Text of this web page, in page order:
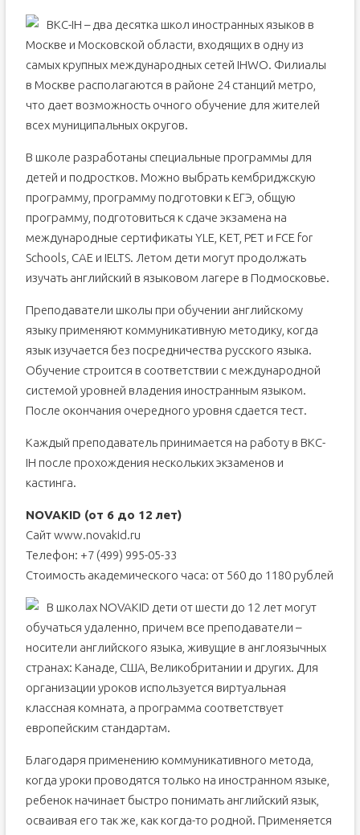
BKC-IH – два десятка школ иностранных языков в
Москве и Московской области, входящих в одну из
самых крупных международных сетей IHWO. Филиалы
в Москве располагаются в районе 24 станций метро,
что дает возможность очного обучение для жителей
всех муниципальных округов.
В школе разработаны специальные программы для
детей и подростков. Можно выбрать кембриджскую
программу, программу подготовки к ЕГЭ, общую
программу, подготовиться к сдаче экзамена на
международные сертификаты YLE, KET, PET и FCE for
Schools, САЕ и IELTS. Летом дети могут продолжать
изучать английский в языковом лагере в Подмосковье.
Преподаватели школы при обучении английскому
языку применяют коммуникативную методику, когда
язык изучается без посредничества русского языка.
Обучение строится в соответствии с международной
системой уровней владения иностранным языком.
После окончания очередного уровня сдается тест.
Каждый преподаватель принимается на работу в BKC-
IH после прохождения нескольких экзаменов и
кастинга.
NOVAKID (от 6 до 12 лет)
Сайт www.novakid.ru
Телефон: +7 (499) 995-05-33
Стоимость академического часа: от 560 до 1180 рублей
В школах NOVAKID дети от шести до 12 лет могут
обучаться удаленно, причем все преподаватели –
носители английского языка, живущие в англоязычных
странах: Канаде, США, Великобритании и других. Для
организации уроков используется виртуальная
классная комната, а программа соответствует
европейским стандартам.
Благодаря применению коммуникативного метода,
когда уроки проводятся только на иностранном языке,
ребенок начинает быстро понимать английский язык,
осваивая его так же, как когда-то родной. Применяется